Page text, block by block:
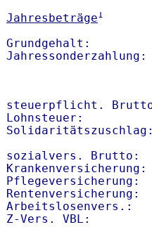
Jahresbeträge1
Grundgehalt:
steuerpflicht.
Lohnsteuer:
sozialvers. Brutto:
Pflegeversicherung:
Arbeitslosenvers.:
Z-Vers. VBL: